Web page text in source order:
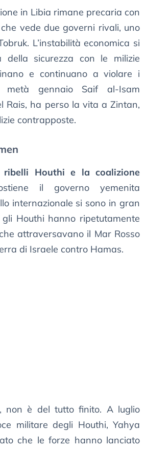
in Libia rimane precaria con
vede due governi rivali, uno
L’instabilità economica si
della sicurezza con le milizie
e continuano a violare i
gennaio Saif al-Isam
Rais, ha perso la vita a Zintan,
contrapposte.
Houthi e la coalizione
il governo yemenita
internazionale si sono in gran
Houthi hanno ripetutamente
attraversavano il Mar Rosso
di Israele contro Hamas.
non è del tutto finito. A luglio
militare degli Houthi, Yahya
che le forze hanno lanciato